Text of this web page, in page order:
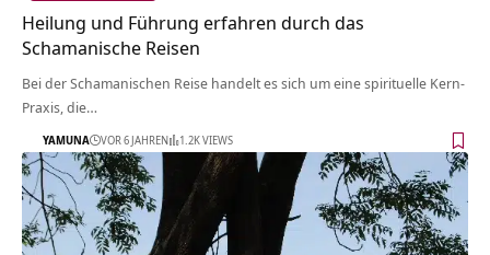
Heilung und Führung erfahren durch das
Schamanische Reisen
Bei der Schamanischen Reise handelt es sich um eine spirituelle Kern-
Praxis, die…
YAMUNA VOR 6 JAHREN 1.2K VIEWS